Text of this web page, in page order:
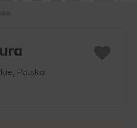
Polska